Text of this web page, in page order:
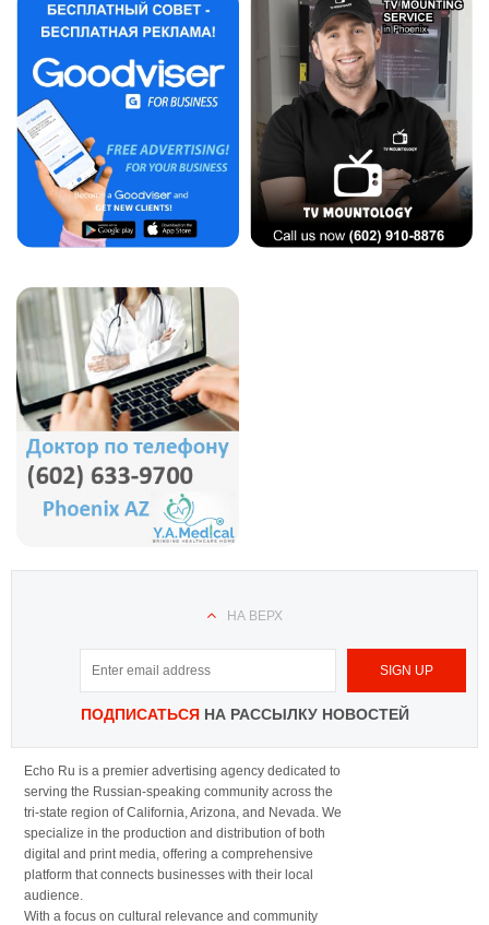
НА ВЕРХ
ПОДПИСАТЬСЯНА РАССЫЛКУ НОВОСТЕЙ
Echo Ru is a premier advertising agency dedicated to
serving the Russian-speaking community across the
tri-state region of California, Arizona, and Nevada. We
specialize in the production and distribution of both
digital and print media, offering a comprehensive
platform that connects businesses with their local
audience.
With a focus on cultural relevance and community